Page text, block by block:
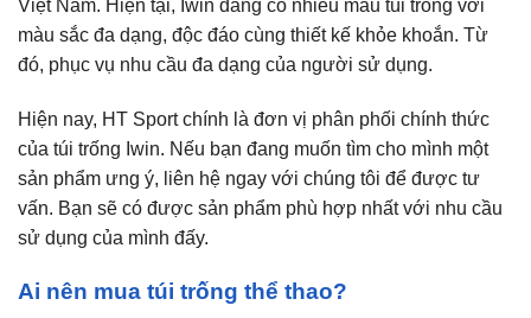
Việt Nam. Hiện tại, Iwin đang có nhiều mẫu túi trống với
màu sắc đa dạng, độc đáo cùng thiết kế khỏe khoắn. Từ
đó, phục vụ nhu cầu đa dạng của người sử dụng.
Hiện nay, HT Sport chính là đơn vị phân phối chính thức
của túi trống Iwin. Nếu bạn đang muốn tìm cho mình một
sản phẩm ưng ý, liên hệ ngay với chúng tôi để được tư
vấn. Bạn sẽ có được sản phẩm phù hợp nhất với nhu cầu
sử dụng của mình đấy.
Ai nên mua túi trống thể thao?